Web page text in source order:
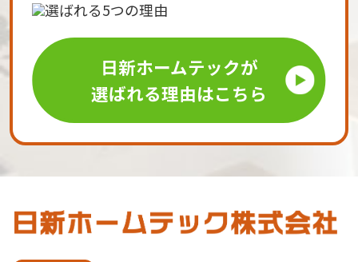
日新ホームテックが
選ばれる理由はこちら